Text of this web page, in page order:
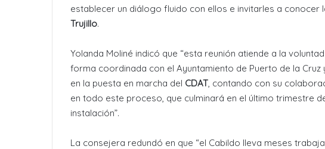
establecer un diálogo fluido con ellos e invitarles a conocer
Trujillo.
Yolanda Moliné indicó que “esta reunión atiende a la
forma coordinada con el Ayuntamiento de Puerto de la
en la puesta en marcha del CDAT , contando con su
en todo este proceso, que culminará en el último trimestre
instalación”.
La consejera redundó en que “el Cabildo lleva meses